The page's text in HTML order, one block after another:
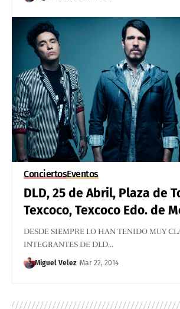
ConciertosEventos
DLD, 25 de Abril, Plaza de
Texcoco, Texcoco Edo. de
DESDE SIEMPRE LO HAN TENIDO MUY
INTEGRANTES DE DLD…
Miguel Velez Mar 22, 2014